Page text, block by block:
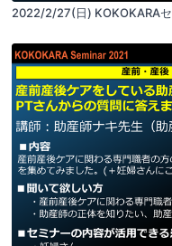
2022/2/27(日) KOKOKARAセ